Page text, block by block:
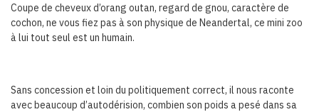
Coupe de cheveux d’orang outan, regard de gnou, caractère de
cochon, ne vous fiez pas à son physique de Neandertal, ce mini zoo
à lui tout seul est un humain.
Sans concession et loin du politiquement correct, il nous raconte
avec beaucoup d’autodérision, combien son poids a pesé dans sa